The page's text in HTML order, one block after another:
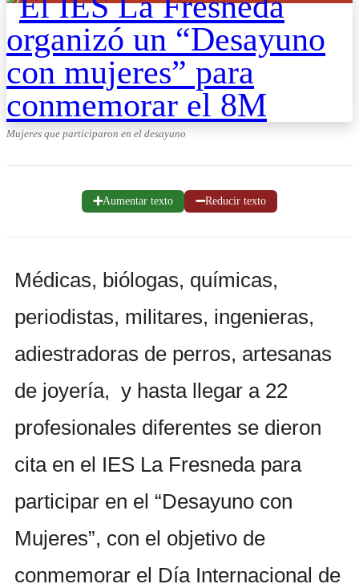
Mujeres que participaron en el desayuno
➕Aumentar texto ➖Reducir texto
Médicas, biólogas, químicas,
periodistas, militares, ingenieras,
adiestradoras de perros, artesanas
de joyería, y hasta llegar a 22
profesionales diferentes se dieron
cita en el IES La Fresneda para
participar en el “Desayuno con
Mujeres”, con el objetivo de
conmemorar el Día Internacional de